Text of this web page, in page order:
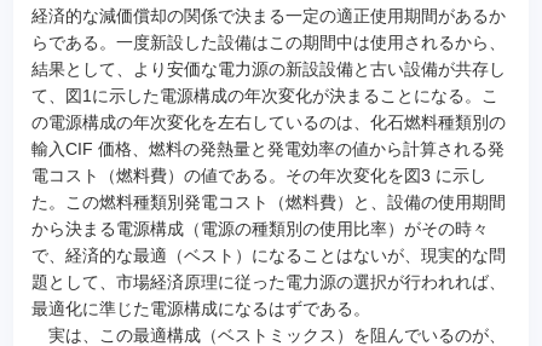
経済的な減価償却の関係で決まる一定の適正使用期間があるか
らである。一度新設した設備はこの期間中は使用されるから、
結果として、より安価な電力源の新設設備と古い設備が共存し
て、図1に示した電源構成の年次変化が決まることになる。こ
の電源構成の年次変化を左右しているのは、化石燃料種類別の
輸入CIF 価格、燃料の発熱量と発電効率の値から計算される発
電コスト（燃料費）の値である。その年次変化を図3 に示し
た。この燃料種類別発電コスト（燃料費）と、設備の使用期間
から決まる電源構成（電源の種類別の使用比率）がその時々
で、経済的な最適（ベスト）になることはないが、現実的な問
題として、市場経済原理に従った電力源の選択が行われれば、
最適化に準じた電源構成になるはずである。
実は、この最適構成（ベストミックス）を阻んでいるのが、